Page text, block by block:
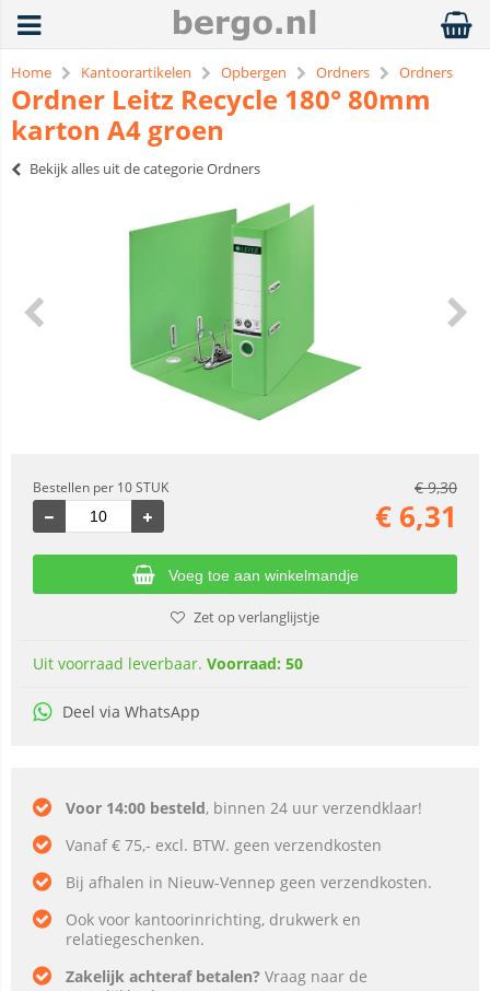
Home Kantoorartikelen Opbergen Ordners Ordners
Ordner Leitz Recycle 180° 80mm
karton A4 groen
Bekijk alles uit de categorie Ordners
Bestellen per 10 STUK €9,30
€ 6,31
Voeg toe aan winkelmandje
Zet op verlanglijstje
Uit voorraad leverbaar. Voorraad: 50
Deel via WhatsApp
Voor 14:00 besteld, binnen 24 uur verzendklaar!
Vanaf € 75,- excl. BTW. geen verzendkosten
Bij afhalen in Nieuw-Vennep geen verzendkosten.
Ook voor kantoorinrichting, drukwerk en
relatiegeschenken.
Zakelijk achteraf betalen? Vraag naar de